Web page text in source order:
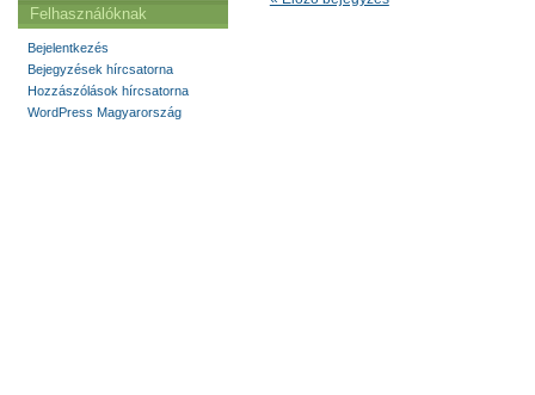
Felhasználóknak
Bejelentkezés
Bejegyzések hírcsatorna
Hozzászólások hírcsatorna
WordPress Magyarország